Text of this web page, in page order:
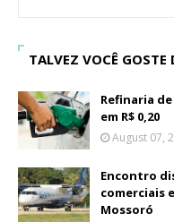
TALVEZ VOCÊ GOSTE
Refinaria
em R$ 0,20
August 07,
Encontro
comerciais
Mossoró